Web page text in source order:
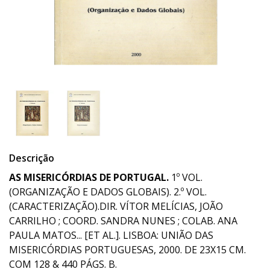
Descrição
AS MISERICÓRDIAS DE PORTUGAL. 1º VOL.
(ORGANIZAÇÃO E DADOS GLOBAIS). 2.º VOL.
(CARACTERIZAÇÃO).DIR. VÍTOR MELÍCIAS, JOÃO
CARRILHO ; COORD. SANDRA NUNES ; COLAB. ANA
PAULA MATOS... [ET AL.]. LISBOA: UNIÃO DAS
MISERICÓRDIAS PORTUGUESAS, 2000. DE 23X15 CM.
COM 128 & 440 PÁGS. B.